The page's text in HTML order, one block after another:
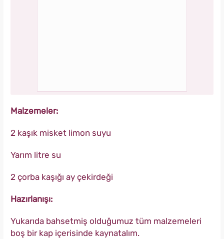
Malzemeler:
2 kaşık misket limon suyu
Yarım litre su
2 çorba kaşığı ay çekirdeği
Hazırlanışı:
Yukarıda bahsetmiş olduğumuz tüm malzemeleri
boş bir kap içerisinde kaynatalım.